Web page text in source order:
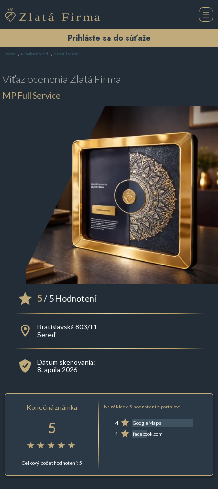
Prihláste sa do súťaže
Domov Autolakovňa Sereď MP Full Service
Víťaz ocenenia Zlatá Firma
MP Full Service
5/ 5 Hodnotení
Bratislavská 803/11
Sered'
Dátum skenovania:
8. apríla 2026
Konečná známka
5
Celkový počet hodnotení: 5
Na základe 5 hodnotení z portálov:
4 GoogleMaps
1 facebook.com